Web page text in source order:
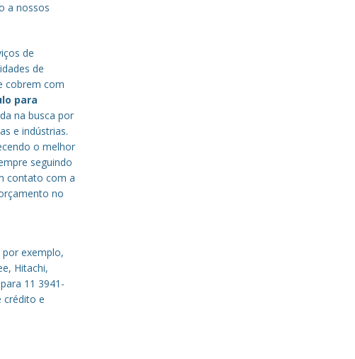
a nossos
de
de
cobrem com
para
na busca por
e indústrias.
o melhor
seguindo
contato com a
no
exemplo,
Hitachi,
11 3941-
crédito e